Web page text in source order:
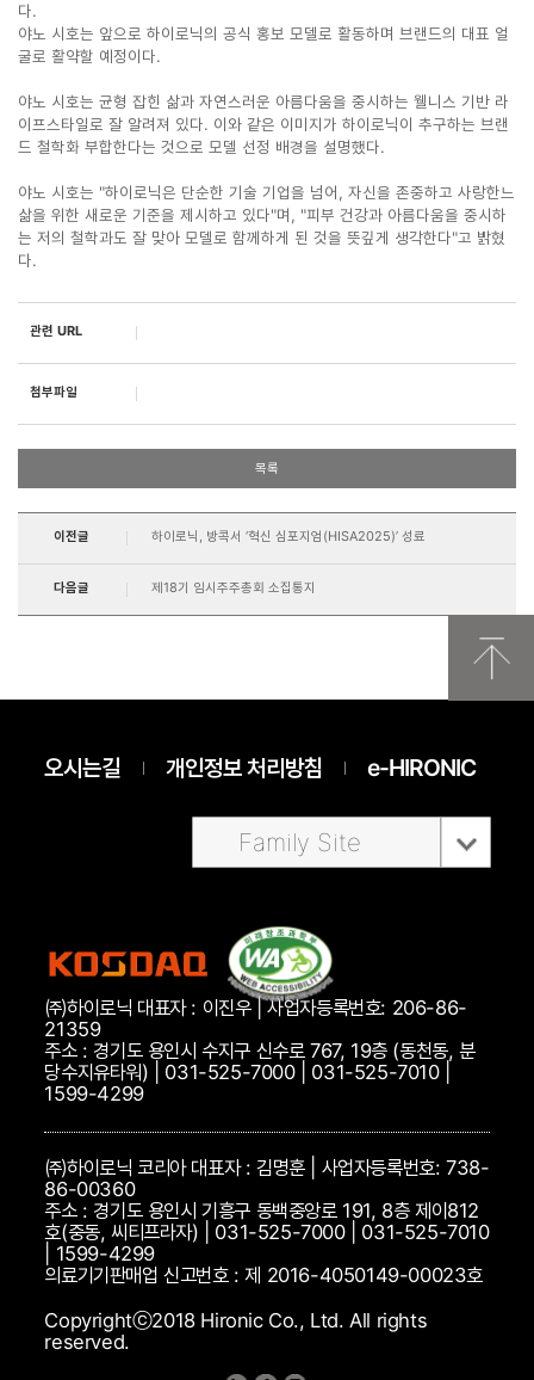
다.
야노 시호는 앞으로 하이로닉의 공식 홍보 모델로 활동하며 브랜드의 대표 얼
굴로 활약할 예정이다.
야노 시호는 균형 잡힌 삶과 자연스러운 아름다움을 중시하는 웰니스 기반 라
이프스타일로 잘 알려져 있다. 이와 같은 이미지가 하이로닉이 추구하는 브랜
드 철학화 부합한다는 것으로 모델 선정 배경을 설명했다.
야노 시호는 "하이로닉은 단순한 기술 기업을 넘어, 자신을 존중하고 사랑한느
삶을 위한 새로운 기준을 제시하고 있다"며, "피부 건강과 아름다움을 중시하
는 저의 철학과도 잘 맞아 모델로 함께하게 된 것을 뜻깊게 생각한다"고 밝혔
다.
관련 URL
첨부파일
목록
이전글 하이로닉, 방콕서 ‘혁신 심포지엄(HISA2025)’ 성료
다음글 제18기 임시주주총회 소집통지
오시는길 개인정보 처리방침 e-HIRONIC
㈜하이로닉 대표자 : 이진우 | 사업자등록번호: 206-86-
21359
주소 : 경기도 용인시 수지구 신수로 767, 19층 (동천동, 분
당수지유타워) | 031-525-7000 | 031-525-7010 |
1599-4299
㈜하이로닉 코리아 대표자 : 김명훈 | 사업자등록번호: 738-
86-00360
주소 : 경기도 용인시 기흥구 동백중앙로 191, 8층 제이812
호(중동, 씨티프라자) | 031-525-7000 | 031-525-7010
| 1599-4299
의료기기판매업 신고번호 : 제 2016-4050149-00023호
Copyrightⓒ2018 Hironic Co., Ltd. All rights
reserved.
Family Site